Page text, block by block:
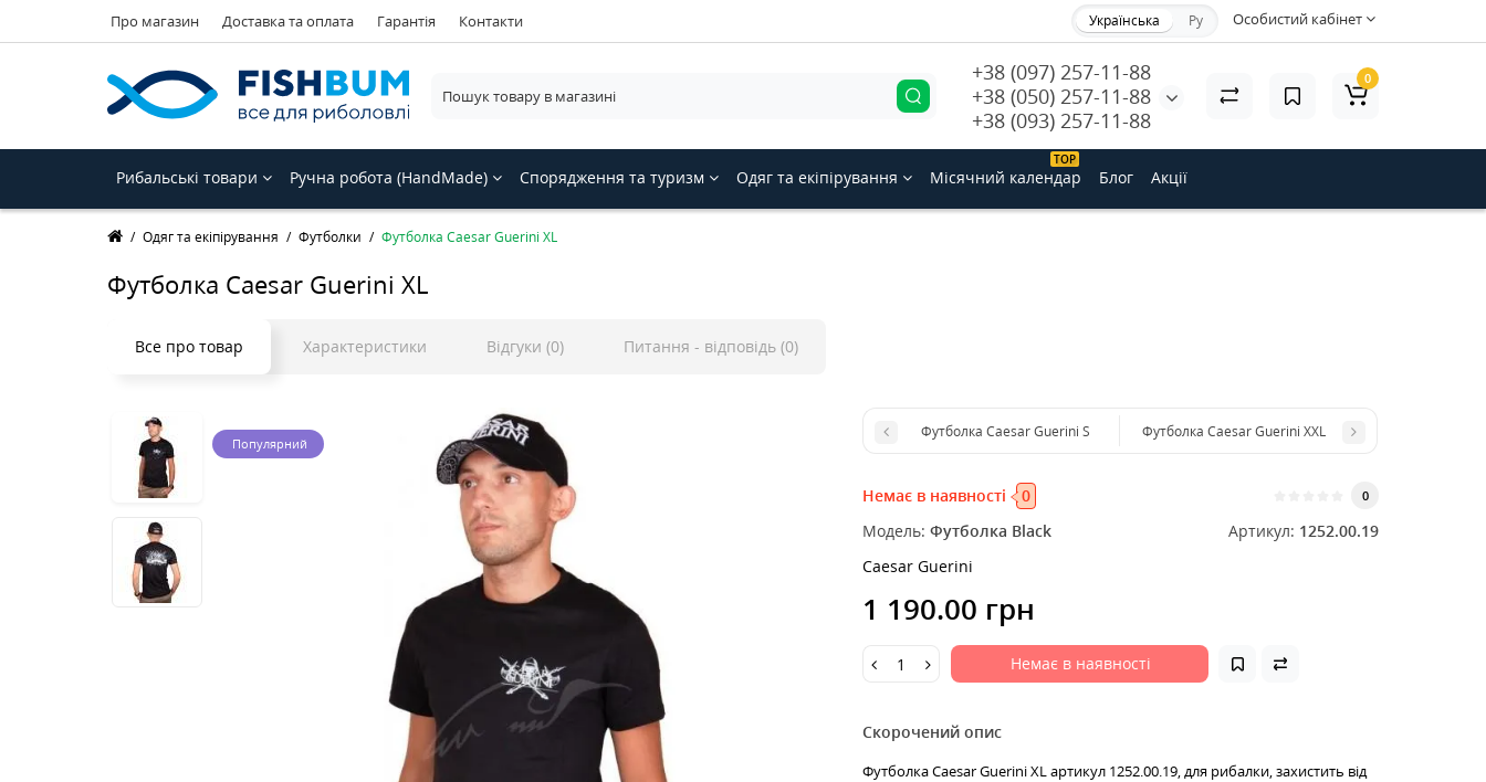
Про магазин Доставка та оплата Гарантія Контакти Особистий кабінет
Українська Ру
+38 (097) 257-11-88
+38 (050) 257-11-88
+38 (093) 257-11-88
0
Рибальські товари Ручна робота (HandMade) Спорядження та туризм Одяг та екіпірування
ТОP
Місячний календар Блог Акції
Одяг та екіпірування Футболки Футболка Caesar Guerini XL
Футболка Caesar Guerini XL
Все про товар Характеристики Відгуки (0) Питання - відповідь (0)
Популярний
Футболка Caesar Guerini S Футболка Caesar Guerini XXL
Немає в наявності 0 0
Модель: Футболка Black Артикул: 1252.00.19
Caesar Guerini
1 190.00 грн
Немає в наявності
Скорочений опис
Футболка Caesar Guerini XL артикул 1252.00.19, для рибалки, захистить від